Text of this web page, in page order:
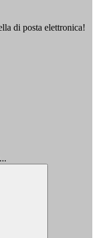
di posta elettronica!